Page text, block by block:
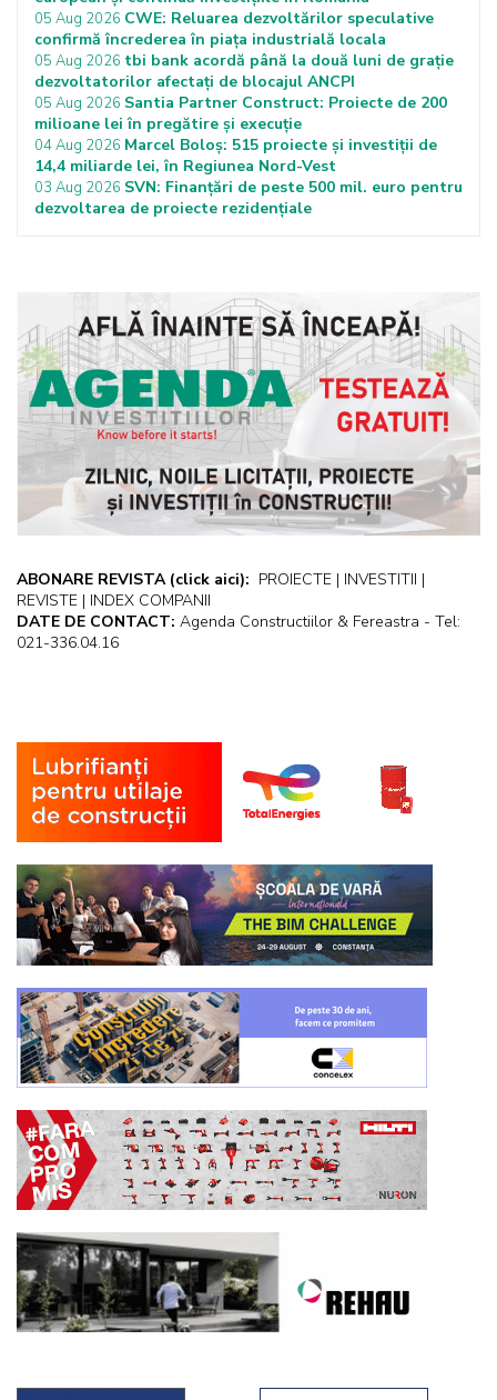
05 Aug 2026 CWE: Reluarea dezvoltărilor speculative
confirmă încrederea în piața industrială locala
05 Aug 2026 tbi bank acordă până la două luni de grație
dezvoltatorilor afectați de blocajul ANCPI
05 Aug 2026 Santia Partner Construct: Proiecte de 200
milioane lei în pregătire și execuție
04 Aug 2026 Marcel Boloș: 515 proiecte și investiții de
14,4 miliarde lei, în Regiunea Nord-Vest
03 Aug 2026 SVN: Finanțări de peste 500 mil. euro pentru
dezvoltarea de proiecte rezidențiale
ABONARE REVISTA (click aici): PROIECTE | INVESTITII |
REVISTE | INDEX COMPANII
DATE DE CONTACT: Agenda Constructiilor & Fereastra - Tel:
021-336.04.16